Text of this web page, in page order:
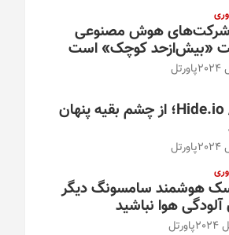
شرکت‌های هوش مصنوعی
«بیش‌از‌حد کوچک» است
پاورتل
بازی/ Hide.io؛ از چشم بقیه پنهان
پاورتل
هوشمند سامسونگ دیگر
آلودگی هوا نباشید
پاورتل